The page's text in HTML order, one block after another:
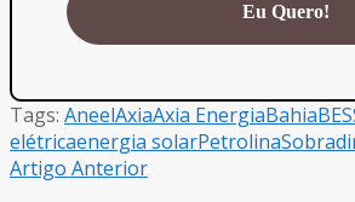
Tags: AneelAxiaAxia EnergiaBahia
elétricaenergia solarPetrolina
Artigo Anterior